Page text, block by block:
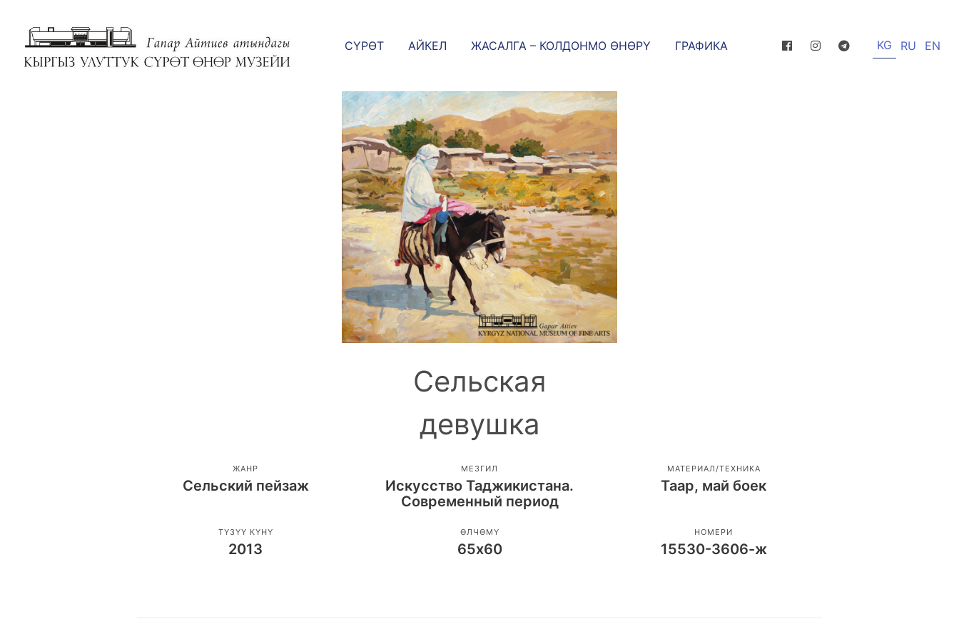
СҮРӨТ АЙКЕЛ ЖАСАЛГА – КОЛДОНМО ӨНӨРҮ ГРАФИКА KG RU EN
Сельская
девушка
ЖАНР
Сельский пейзаж
МЕЗГИЛ
Искусство Таджикистана.
Современный период
МАТЕРИАЛ/ТЕХНИКА
Таар, май боек
ТҮЗҮҮ КҮНҮ
2013
ӨЛЧӨМҮ
65х60
НОМЕРИ
15530-3606-ж